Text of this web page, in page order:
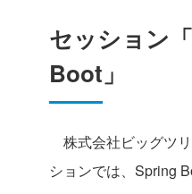
セッション
Boot」
株式会社ビッグツ
ションでは、Spring